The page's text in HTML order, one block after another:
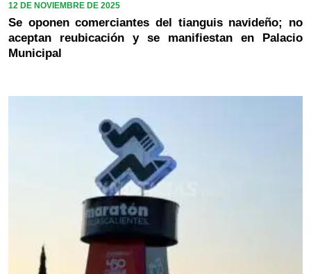
12 DE NOVIEMBRE DE 2025
Se oponen comerciantes del tianguis navideño; no
aceptan reubicación y se manifiestan en Palacio
Municipal